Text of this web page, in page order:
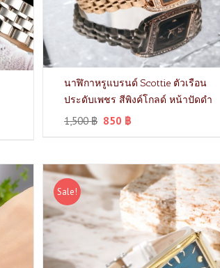
นาฬิกาหรูแบรนด์ Scottie ตัวเรือน
ประดับเพชร สีพิงค์โกลด์ หน้าปัดดำ
1,500฿ 850 ฿
Sale!